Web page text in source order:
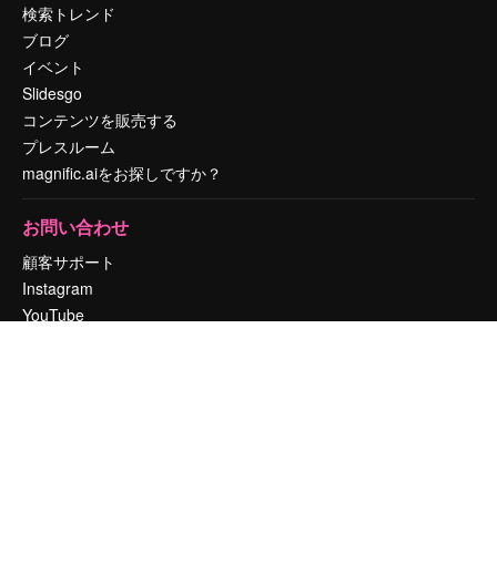
検索トレンド
ブログ
イベント
Slidesgo
コンテンツを販売する
プレスルーム
magnific.aiをお探しですか？
お問い合わせ
顧客サポート
Instagram
YouTube